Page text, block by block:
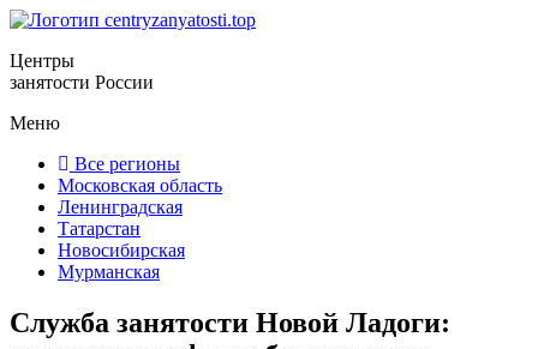
Центры
занятости России
Меню
Все регионы
Московская область
Ленинградская
Татарстан
Новосибирская
Мурманская
Служба занятости Новой Ладоги: